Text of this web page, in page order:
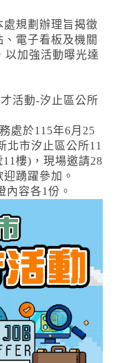
規劃辦理旨揭徵
電子看板及機關
以加強活動曝光達
活動-汐止區公所
處於115年6月25
北市汐止區公所11
樓)，現場邀請28
踴躍參加。
容各1份。